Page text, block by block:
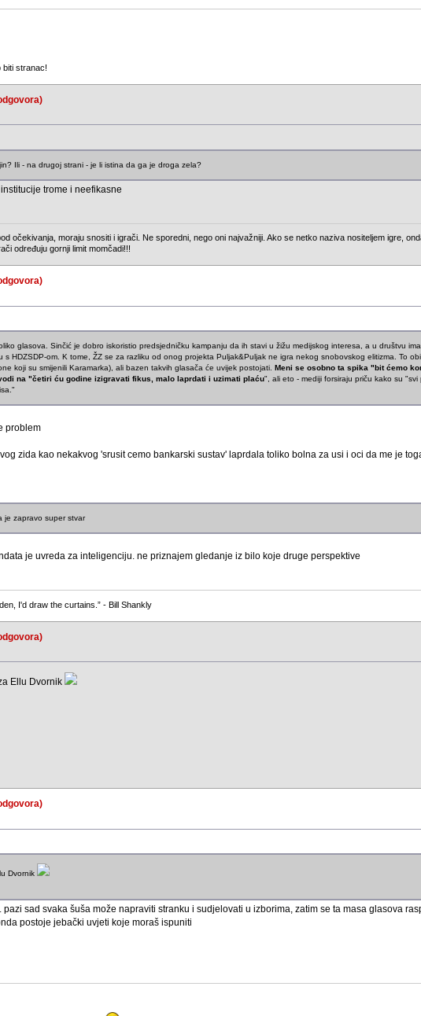
biti stranac!
Ili - na drugoj strani - je li istina da ga je droga zela?
trome i neefikasne
očekivanja, moraju snositi i igrači. Ne sporedni, nego oni najvažniji. Ako se netko naziva nositeljem igre,
određuju gornji limit momčadi!!!
glasova. Sinčić je dobro iskoristio predsjedničku kampanju da ih stavi u žižu medijskog interesa, a u društvu
HDZSDP-om. K tome, ŽZ se za razliku od onog projekta Puljak&Puljak ne igra nekog snobovskog elitizma. To
koji su smijenili Karamarka), ali bazen takvih glasača će uvijek postojati. Meni se osobno ta spika "bit ćemo
na "četiri ću godine izigravati fikus, malo laprdati i uzimati plaću", ali eto - mediji forsiraju priču kako su "svi
problem
zida kao nekakvog 'srusit cemo bankarski sustav' laprdala toliko bolna za usi i oci da me je
je zapravo super stvar
je uvreda za inteligenciju. ne priznajem gledanje iz bilo koje druge perspektive
I'd draw the curtains.” - Bill Shankly
Ellu Dvornik
Dvornik
sad svaka šuša može napraviti stranku i sudjelovati u izborima, zatim se ta masa glasova
postoje jebački uvjeti koje moraš ispuniti